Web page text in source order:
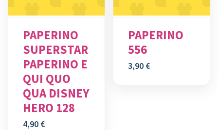
PAPERINO
SUPERSTAR
PAPERINO E
QUI QUO
QUA DISNEY
HERO 128
4,90 €
PAPERINO
556
3,90 €